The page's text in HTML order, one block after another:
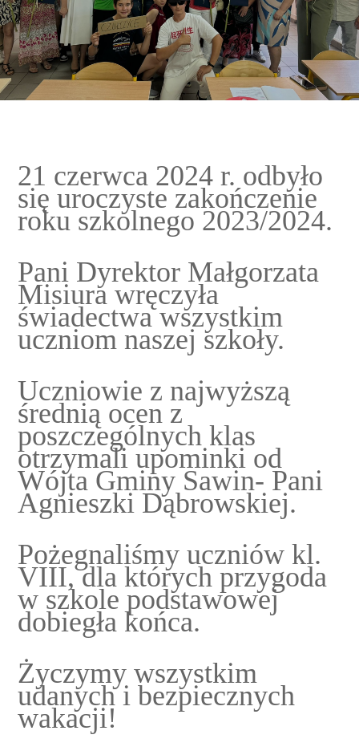
21 czerwca 2024 r. odbyło
się uroczyste zakończenie
roku szkolnego 2023/2024.
Pani Dyrektor Małgorzata
Misiura wręczyła
świadectwa wszystkim
uczniom naszej szkoły.
Uczniowie z najwyższą
średnią ocen z
poszczególnych klas
otrzymali upominki od
Wójta Gminy Sawin- Pani
Agnieszki Dąbrowskiej.
Pożegnaliśmy uczniów kl.
VIII, dla których przygoda
w szkole podstawowej
dobiegła końca.
Życzymy wszystkim
udanych i bezpiecznych
wakacji!